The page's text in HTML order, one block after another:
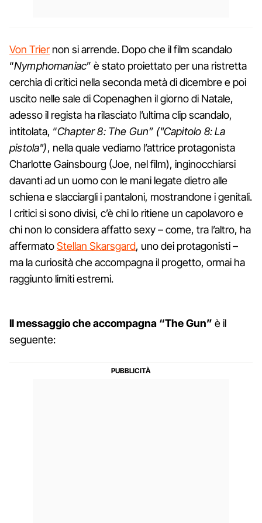
Von Trier non si arrende. Dopo che il film scandalo
“Nymphomaniac” è stato proiettato per una ristretta
cerchia di critici nella seconda metà di dicembre e poi
uscito nelle sale di Copenaghen il giorno di Natale,
adesso il regista ha rilasciato l’ultima clip scandalo,
intitolata, “Chapter 8: The Gun” ("Capitolo 8: La
pistola"), nella quale vediamo l’attrice protagonista
Charlotte Gainsbourg (Joe, nel film), inginocchiarsi
davanti ad un uomo con le mani legate dietro alle
schiena e slacciargli i pantaloni, mostrandone i genitali.
I critici si sono divisi, c’è chi lo ritiene un capolavoro e
chi non lo considera affatto sexy – come, tra l’altro, ha
affermatoStellan Skarsgard, uno dei protagonisti –
ma la curiosità che accompagna il progetto, ormai ha
raggiunto limiti estremi.
Il messaggio che accompagna “The Gun” è il
seguente: